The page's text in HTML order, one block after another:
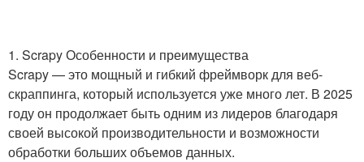
1. Scrapy Особенности и преимущества
Scrapy — это мощный и гибкий фреймворк для веб-
скраппинга, который используется уже много лет. В 2025
году он продолжает быть одним из лидеров благодаря
своей высокой производительности и возможности
обработки больших объемов данных.